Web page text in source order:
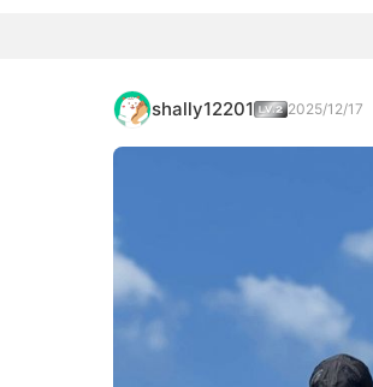
shally12201 2025/12/17